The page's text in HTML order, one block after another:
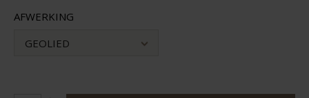
AFWERKING
GEOLIED